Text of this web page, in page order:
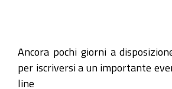
Ancora pochi giorni a
per iscriversi a un importante
line